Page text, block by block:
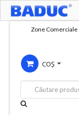
Compania
Servicii
Productie
Zone Comerciale
COȘ